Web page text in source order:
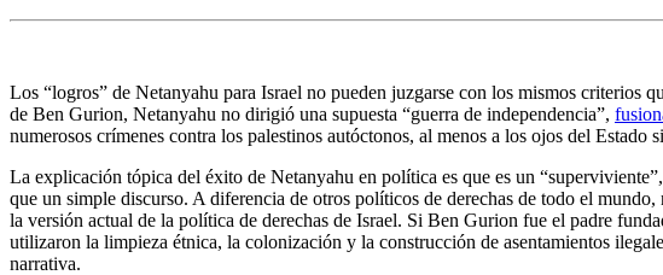
Los “logros” de Netanyahu para Israel no pueden juzgarse con los mismos criterios
de Ben Gurion, Netanyahu no dirigió una supuesta “guerra de independencia”,
numerosos crímenes contra los palestinos autóctonos, al menos a los ojos del Estado
La explicación tópica del éxito de Netanyahu en política es que es un
que un simple discurso. A diferencia de otros políticos de derechas de todo el
la versión actual de la política de derechas de Israel. Si Ben Gurion fue el padre
utilizaron la limpieza étnica, la colonización y la construcción de asentamientos
narrativa.